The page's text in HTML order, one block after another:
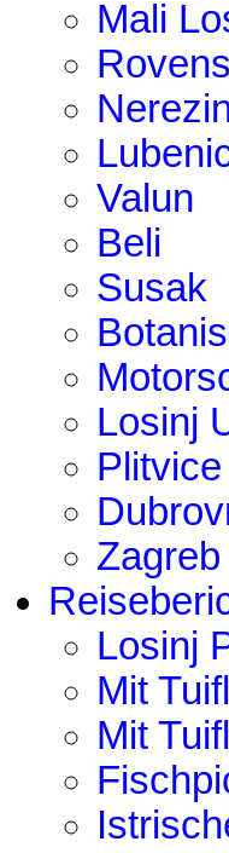
Mali
Valun
Beli
Susak
Losinj
Plitvice
Losinj
Mit
Mit